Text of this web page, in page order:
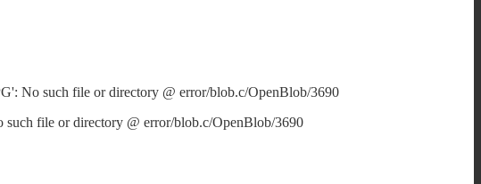
No such file or directory @ error/blob.c/OpenBlob/3690
such file or directory @ error/blob.c/OpenBlob/3690